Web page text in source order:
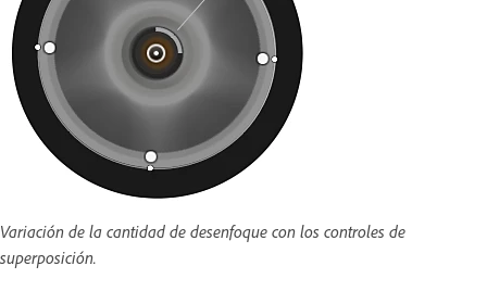
Variación de la cantidad de desenfoque con los controles de
superposición.